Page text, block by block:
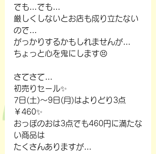
でも…でも…
厳しくしないとお店も成り立たない
ので…
がっかりするかもしれませんが…
ちょっと心を鬼にします😣
さてさて…
初売りセール✨
7日(土)～9日(月)はよりどり3点
￥460✨
おっぽのおは3点でも460円に満たな
い商品は
たくさんありますが…